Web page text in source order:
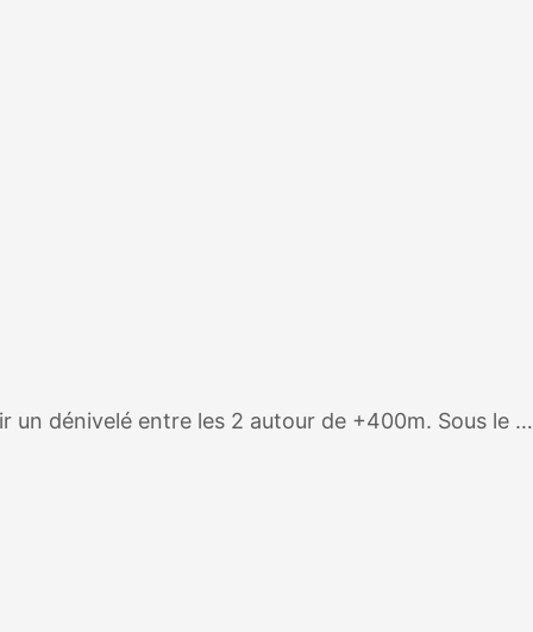
dénivelé entre les 2 autour de +400m. Sous le …